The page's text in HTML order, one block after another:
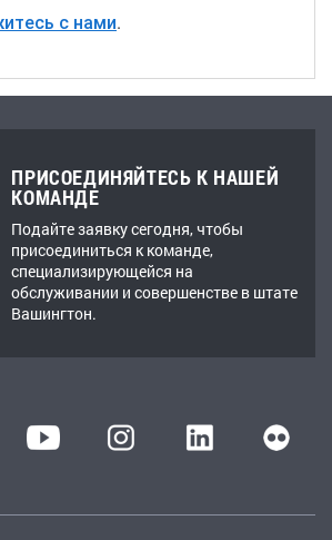
с нами.
ПРИСОЕДИНЯЙТЕСЬ К НАШЕЙ
КОМАНДЕ
Подайте заявку сегодня, чтобы
присоединиться к команде,
специализирующейся на
обслуживании и совершенстве в штате
Вашингтон.